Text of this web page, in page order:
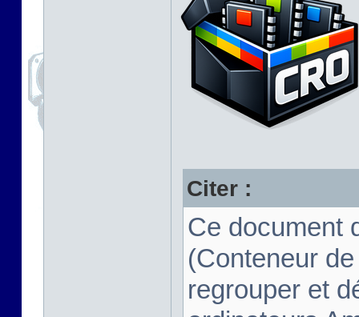
Citer :
Ce document
(Conteneur
regrouper et